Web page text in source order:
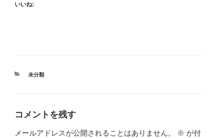
いいね:
カ
未分類
コメントを残す
メールアドレスが公開されることはありません。 ※ が付